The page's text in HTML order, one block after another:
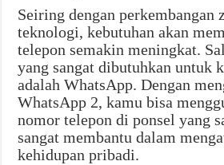
Seiring dengan perkembangan
teknologi, kebutuhan akan
telepon semakin meningkat.
yang sangat dibutuhkan untuk
adalah WhatsApp. Dengan
WhatsApp 2, kamu bisa
nomor telepon di ponsel yang
sangat membantu dalam
kehidupan pribadi.